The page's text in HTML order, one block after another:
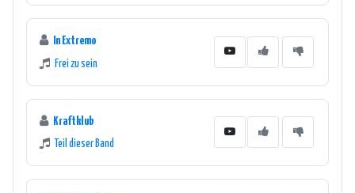
In Extremo
Frei zu sein
Kraftklub
Teil dieser Band